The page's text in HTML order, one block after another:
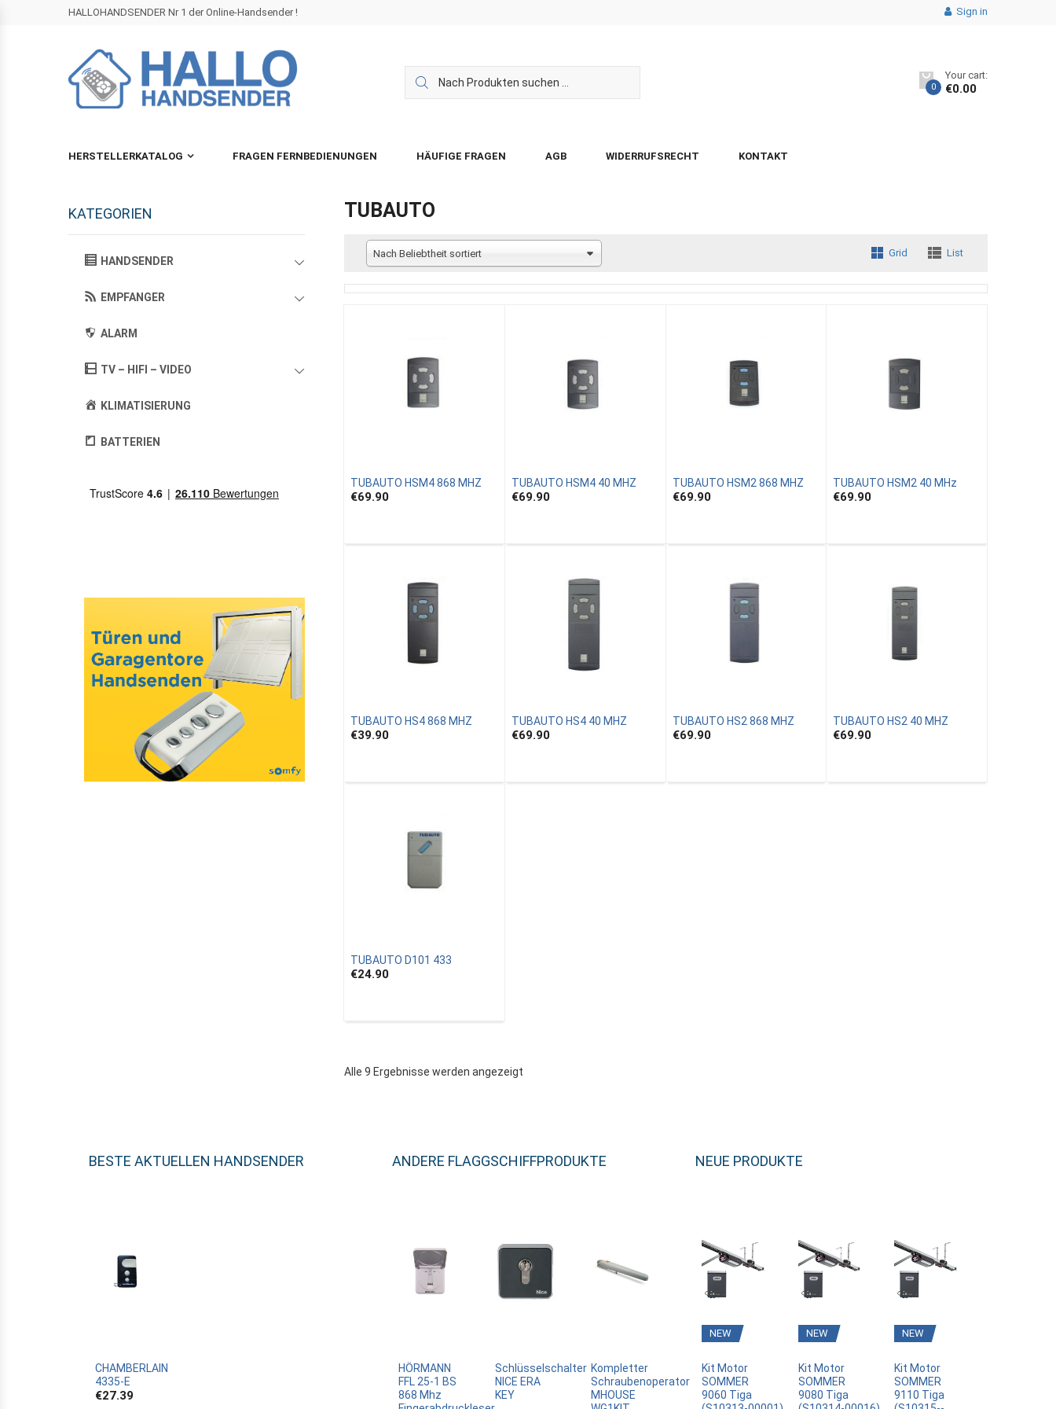
HALLOHANDSENDER Nr 1 der Online-Handsender ! Sign in
0
Your cart:
€0.00
HERSTELLERKATALOG FRAGEN FERNBEDIENUNGEN HÄUFIGE FRAGEN AGB WIDERRUFSRECHT KONTAKT
TUBAUTO
Nach Beliebtheit sortiert Grid List
TUBAUTO HSM4 868 MHZ
€69.90
TUBAUTO HSM4 40 MHZ
€69.90
TUBAUTO HSM2 868 MHZ
€69.90
TUBAUTO HSM2 40 MHz
€69.90
TUBAUTO HS4 868 MHZ
€39.90
TUBAUTO HS4 40 MHZ
€69.90
TUBAUTO HS2 868 MHZ
€69.90
TUBAUTO HS2 40 MHZ
€69.90
TUBAUTO D101 433
€24.90
Alle 9 Ergebnisse werden angezeigt
KATEGORIEN
HANDSENDER
EMPFANGER
ALARM
TV – HIFI – VIDEO
KLIMATISIERUNG
BATTERIEN
BESTE AKTUELLEN HANDSENDER
CHAMBERLAIN
4335-E
€27.39
ANDERE FLAGGSCHIFFPRODUKTE
HÖRMANN
FFL 25-1 BS
868 Mhz
Schlüsselschalter
NICE ERA
KEY
Kompletter
Schraubenoperator
MHOUSE
NEUE PRODUKTE
NEW
Kit Motor
SOMMER
9060 Tiga
NEW
Kit Motor
SOMMER
9080 Tiga
NEW
Kit Motor
SOMMER
9110 Tiga